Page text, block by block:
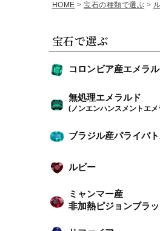
HOME 宝石の種類で選ぶ
宝石で選ぶ
コロンビア産エメラ
無処理エメラルド
(ノンエンハンスメントエメ
ブラジル産パライバ
ルビー
ミャンマー産
非加熱ピジョンブラ